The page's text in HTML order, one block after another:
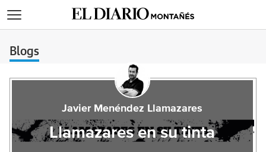
Blogs
Javier Menéndez Llamazares
Llamazares en su tinta